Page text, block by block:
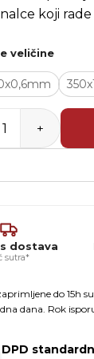
koji
veličine
za
dostava
sutra*
do 15h
dana. Rok
DPD